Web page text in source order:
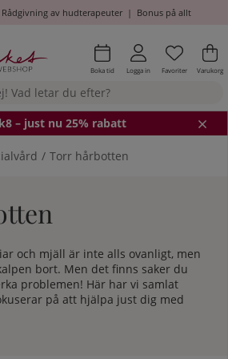
Rådgivning av hudterapeuter| Bonus på allt
Boka tid Logga in Antal i
.
Favoriter .
Varukorg
– just nu 25% rabatt
Torr hårbotten
och mjäll är inte alls ovanligt, men
bort. Men det finns saker du
problemen! Här har vi samlat
på att hjälpa just dig med